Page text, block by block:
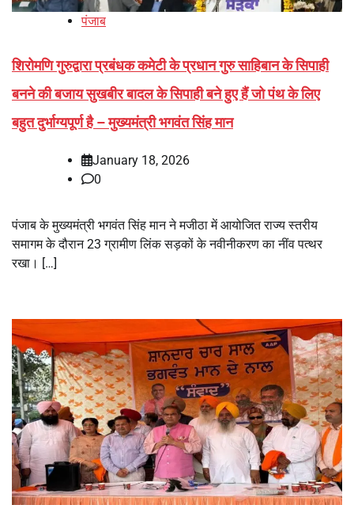
पंजाब
शिरोमणि गुरुद्वारा प्रबंधक कमेटी के प्रधान गुरु साहिबान के सिपाही
बनने की बजाय सुखबीर बादल के सिपाही बने हुए हैं जो पंथ के लिए
बहुत दुर्भाग्यपूर्ण है – मुख्यमंत्री भगवंत सिंह मान
January 18, 2026
0
पंजाब के मुख्यमंत्री भगवंत सिंह मान ने मजीठा में आयोजित राज्य स्तरीय
समागम के दौरान 23 ग्रामीण लिंक सड़कों के नवीनीकरण का नींव पत्थर
रखा। […]